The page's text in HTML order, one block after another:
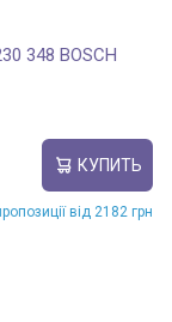
348 BOSCH
КУПИТЬ
від 2182 грн